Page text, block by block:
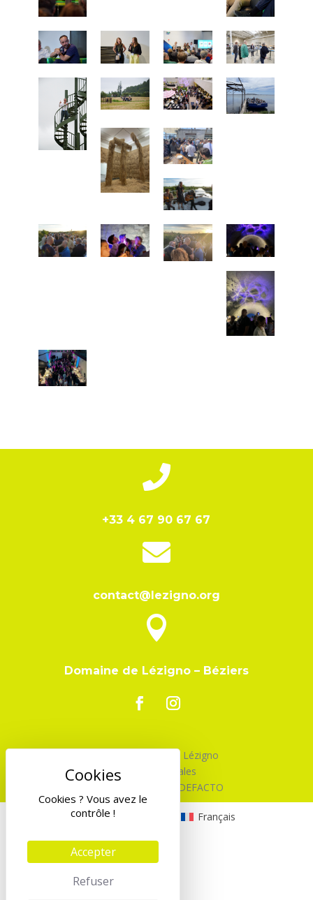
Cookies ? Vous avez le
contrôle !
Accepter
Refuser

+33 4 67 90 67 67

contact@lezigno.org

Domaine de Lézigno – Béziers
©2026 Association Lézigno
Mentions Légales
Design & Code par DEFACTO
English Français